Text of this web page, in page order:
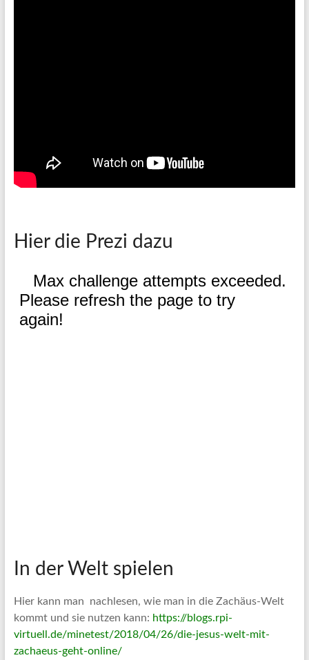
Hier die Prezi dazu
In der Welt spielen
Hier kann man nachlesen, wie man in die Zachäus-Welt
kommt und sie nutzen kann: https://blogs.rpi-
virtuell.de/minetest/2018/04/26/die-jesus-welt-mit-
zachaeus-geht-online/